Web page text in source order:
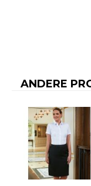
ANDERE